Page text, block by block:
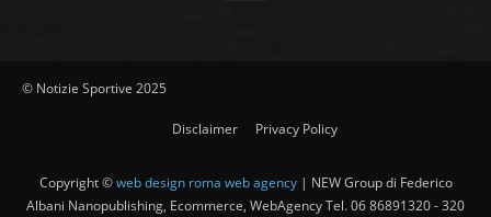
© Notizie Sportive 2025
Disclaimer Privacy Policy
Copyright ©web design roma web agency| NEW Group di Federico
Albani Nanopublishing, Ecommerce, WebAgency Tel. 06 86891320 - 320